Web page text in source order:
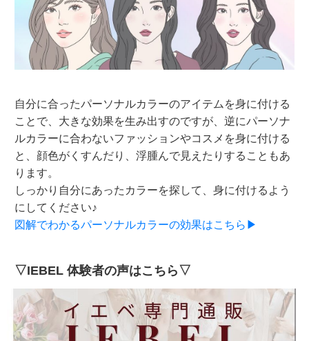
自分に合ったパーソナルカラーのアイテムを身に付ける
ことで、大きな効果を生み出すのですが、逆にパーソナ
ルカラーに合わないファッションやコスメを身に付ける
と、顔色がくすんだり、浮腫んで見えたりすることもあ
ります。
しっかり自分にあったカラーを探して、身に付けるよう
にしてください♪
図解でわかるパーソナルカラーの効果はこちら▶
▽IEBEL 体験者の声はこちら▽